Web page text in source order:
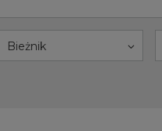
Bieżnik